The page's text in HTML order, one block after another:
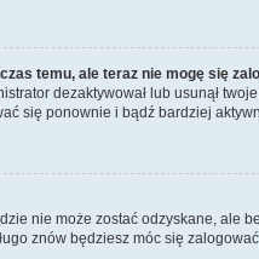
temu, ale teraz nie mogę się
dezaktywował lub usunął
się ponownie i bądź bardziej
nie może zostać odzyskane, ale
znów będziesz móc się zalogować.